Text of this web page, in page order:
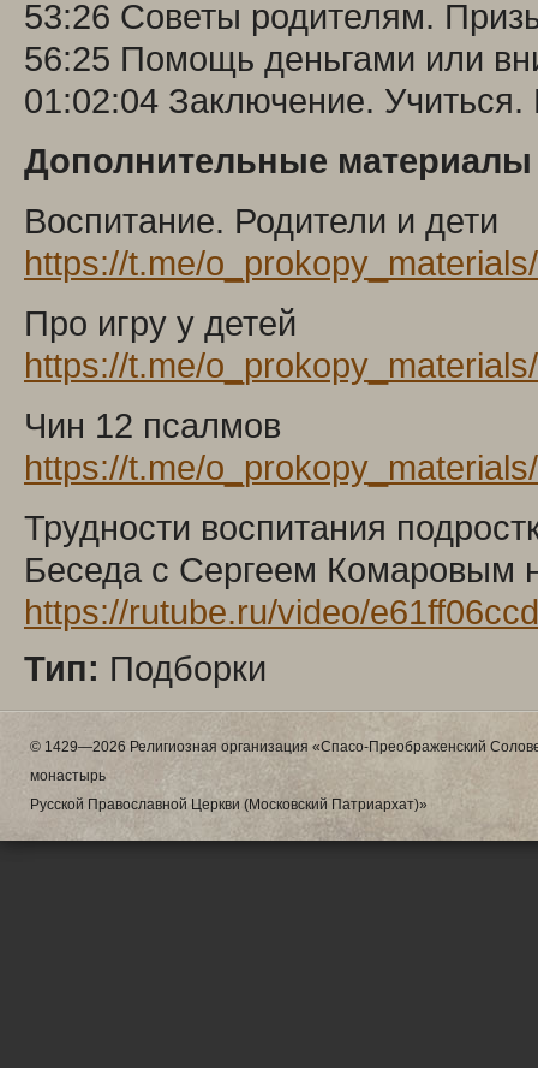
53:26 Советы родителям.
56:25 Помощь деньгами или
01:02:04 Заключение. Учиться.
Дополнительные материалы
Воспитание. Родители и дети
https://t.me/
Про игру у детей
https://t.me/
Чин 12 псалмов
https://t.me/
Трудности воспитания
Беседа с Сергеем Комаровым
https://rutube.ru/video/
Тип: Подборки
© 1429—2026 Религиозная организация «Спасо-Преображенский
монастырь
Русской Православной Церкви (Московский Патриархат)»